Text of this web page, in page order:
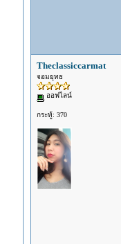
Theclassiccarmat
จอมยุทธ
ออฟไลน์
กระทู้: 370